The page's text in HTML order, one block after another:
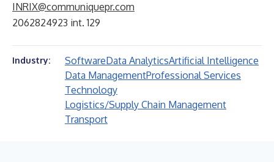
INRIX@communiquepr.com
2062824923 int. 129
Industry: SoftwareData AnalyticsArtificial Intelligence
Data ManagementProfessional Services
Technology
Logistics/Supply Chain Management
Transport